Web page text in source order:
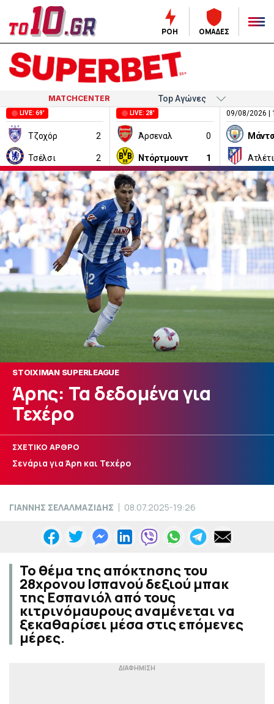
ΡΟΗ ΟΜΑΔΕΣ
MATCHCENTER
09/08/2026 |
LIVE: 69'
Τζοχόρ 2
Τσέλσι 2
LIVE: 28'
Άρσεναλ 0
Ντόρτμουντ 1
STOIXIMAN SUPERLEAGUE
Άρης: Τα δεδομένα για
Τεχέρο
ΣΧΕΤΙΚΟ ΑΡΘΡΟ
Σενάρια για Άρη και Τεχέρο
ΓΙΑΝΝΗΣ ΣΕΛΑΛΜΑΖΙΔΗΣ 08.07.2025-19:26
Το θέμα της απόκτησης του
28χρονου Ισπανού δεξιού μπακ
της Εσπανιόλ από τους
κιτρινόμαυρους αναμένεται να
ξεκαθαρίσει μέσα στις επόμενες
μέρες.